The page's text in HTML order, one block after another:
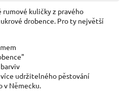
rumové kuličky z pravého
drobence. Pro ty největší
udržitelného pěstování
v Německu.